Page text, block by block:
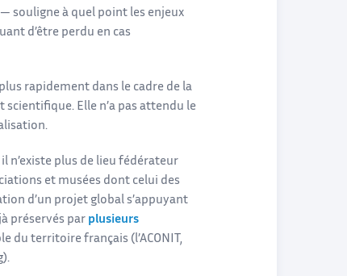
— souligne à quel point les enjeux
d’être perdu en cas
rapidement dans le cadre de la
Elle n’a pas attendu le
n’existe plus de lieu fédérateur
et musées dont celui des
d’un projet global s’appuyant
préservés par plusieurs
du territoire français (l’ACONIT,